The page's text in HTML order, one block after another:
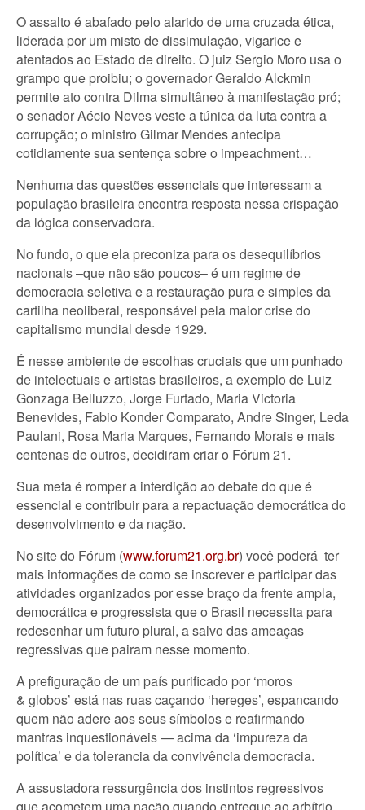
O assalto é abafado pelo alarido de uma cruzada ética,
liderada por um misto de dissimulação, vigarice e
atentados ao Estado de direito. O juiz Sergio Moro usa o
grampo que proibiu; o governador Geraldo Alckmin
permite ato contra Dilma simultâneo à manifestação pró;
o senador Aécio Neves veste a túnica da luta contra a
corrupção; o ministro Gilmar Mendes antecipa
cotidiamente sua sentença sobre o impeachment…
Nenhuma das questões essenciais que interessam a
população brasileira encontra resposta nessa crispação
da lógica conservadora.
No fundo, o que ela preconiza para os desequilíbrios
nacionais –que não são poucos– é um regime de
democracia seletiva e a restauração pura e simples da
cartilha neoliberal, responsável pela maior crise do
capitalismo mundial desde 1929.
É nesse ambiente de escolhas cruciais que um punhado
de intelectuais e artistas brasileiros, a exemplo de Luiz
Gonzaga Belluzzo, Jorge Furtado, Maria Victoria
Benevides, Fabio Konder Comparato, Andre Singer, Leda
Paulani, Rosa Maria Marques, Fernando Morais e mais
centenas de outros, decidiram criar o Fórum 21.
Sua meta é romper a interdição ao debate do que é
essencial e contribuir para a repactuação democrática do
desenvolvimento e da nação.
No site do Fórum (www.forum21.org.br) você poderá ter
mais informações de como se inscrever e participar das
atividades organizados por esse braço da frente ampla,
democrática e progressista que o Brasil necessita para
redesenhar um futuro plural, a salvo das ameaças
regressivas que pairam nesse momento.
A prefiguração de um país purificado por ‘moros
& globos’ está nas ruas caçando ‘hereges’, espancando
quem não adere aos seus símbolos e reafirmando
mantras inquestionáveis — acima da ‘impureza da
política’ e da tolerancia da convivência democracia.
A assustadora ressurgência dos instintos regressivos
que acometem uma nação quando entregue ao arbítrio